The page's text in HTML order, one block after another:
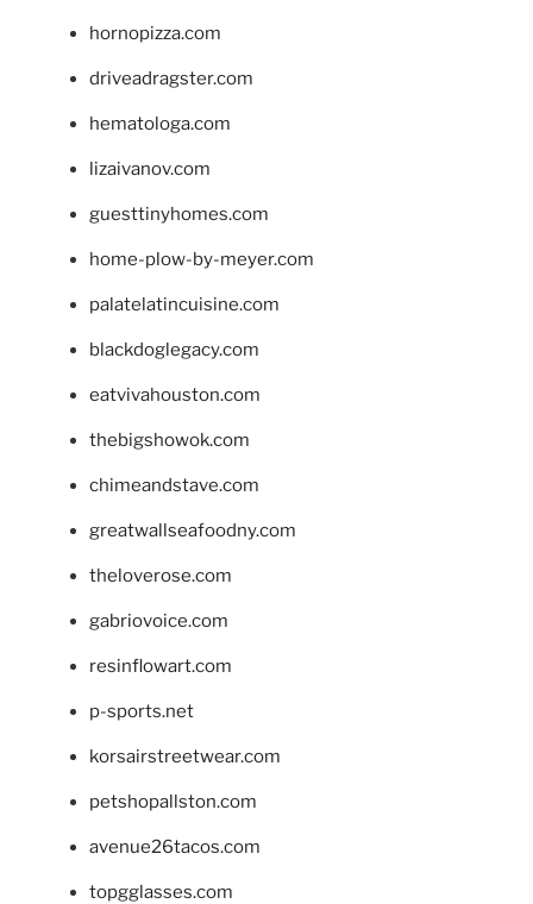
hornopizza.com
driveadragster.com
hematologa.com
lizaivanov.com
guesttinyhomes.com
home-plow-by-meyer.com
palatelatincuisine.com
blackdoglegacy.com
eatvivahouston.com
thebigshowok.com
chimeandstave.com
greatwallseafoodny.com
theloverose.com
gabriovoice.com
resinflowart.com
p-sports.net
korsairstreetwear.com
petshopallston.com
avenue26tacos.com
topgglasses.com